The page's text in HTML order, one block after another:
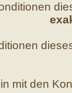
mit den